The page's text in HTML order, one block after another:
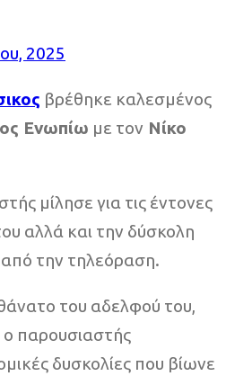
2025
βρέθηκε καλεσμένος
Ενωπίω με τον Νίκο
μίλησε για τις έντονες
αλλά και την δύσκολη
την τηλεόραση.
του αδελφού του,
παρουσιαστής
δυσκολίες που βίωνε